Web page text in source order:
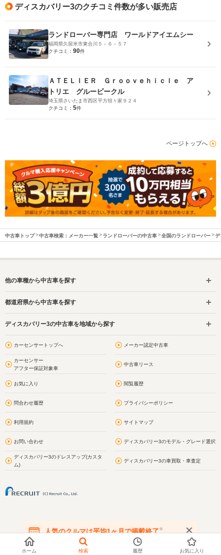
ディスカバリー3のクチコミ件数が多い販売店
ランドローバー専門店 ワールドアイエムシー
福岡県久留米市東合川５－６－５７
クチコミ： 90件
ＡＴＥＬＩＥＲ Ｇｒｏｏｖｅｈｉｃｌｅ ア
トリエ グルービークル
埼玉県さいたま市西区平方領々家９２４
クチコミ： 5件
ページトップへ
中古車トップ 中古車検索：メーカー一覧 ランドローバーの中古車 全国のランドローバー デ
他の車種から中古車を探す
都道府県から中古車を探す
ディスカバリー3の中古車を地域から探す
カーセンサートップへ メーカー認定中古車
カーセンサー
アフター保証対象車
中古車リース
お気に入り 閲覧履歴
問合わせ履歴 プライバシーポリシー
利用規約 サイトマップ
お問い合わせ ディスカバリー3のモデル・グレード選択
ディスカバリー3のドレスアップ(カスタ
ム)
ディスカバリー3の車買取・車査定
人気のクルマは平均1ヶ月で掲載終了※
在庫が無くなる前にお問い合わせください
ホーム 検索 履歴 お気に入り